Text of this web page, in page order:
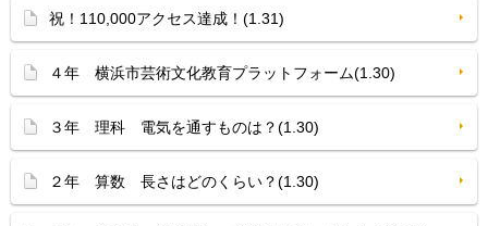
祝！110,000アクセス達成！(1.31)
４年 横浜市芸術文化教育プラットフォーム(1.30)
３年 理科 電気を通すものは？(1.30)
２年 算数 長さはどのくらい？(1.30)